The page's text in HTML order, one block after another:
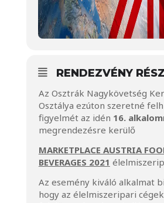
RENDEZVÉNY
Az Osztrák Nagykövetség
Osztálya ezúton szeretné
figyelmét az idén 16.
megrendezésre kerülő
MARKETPLACE AUSTRIA
BEVERAGES 2021
Az esemény kiváló alkalmat
hogy az élelmiszeripari